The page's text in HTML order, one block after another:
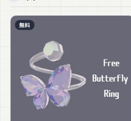
無料